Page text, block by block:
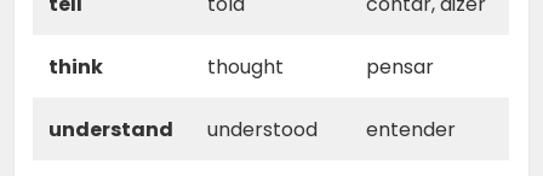
think thought pensar
understand understood entender